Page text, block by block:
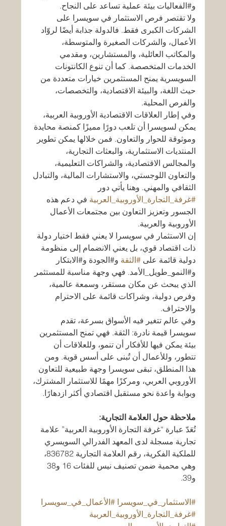
و#الفعاليات بيئة عملية تساعد على النجاح.
ولا تقتصر فرص الاستثمار في سويسرا على
الشركات الكبرى فقط. فالدولة جذابة أيضًا لروّاد
الأعمال، والشركات الصغيرة والمتوسطة،
والمكاتب العائلية، والمستشارين، ومقدمي
الخدمات المتخصصة. كما أن تنوع الكانتونات
السويسرية يمنح المستثمرين خيارات متعددة من
حيث اللغة، والبيئة الاقتصادية، والتخصصات،
والفرص المحلية.
وفي إطار العلاقات الاقتصادية الأوروبية العربية،
يمكن لسويسرا أن تلعب دورًا مميزًا كمنصة محايدة
وموثوقة للحوار والتعاون. فمن خلالها يمكن تطوير
المنتديات الاستثمارية، والبعثات التجارية،
والمجالس الاقتصادية، والشراكات التعليمية،
والتعاون اللوجستي، والاستشارات المالية، والتبادل
الثقافي والمهني. وهنا يأتي دور
#غرفة_التجارة_الأوروبية_العربية في دعم هذه
الجسور وتعزيز التعاون بين مجتمعات الأعمال
الأوروبية والعربية.
إن الاستثمار في سويسرا لا يعني فقط اختيار دولة
ذات اقتصاد قوي، بل يعني الانضمام إلى منظومة
دولية قائمة على #الثقة و#الجودة و#الابتكار
و#النمو_طويل_الأمد. فهي وجهة مناسبة للمستثمر
الذي يبحث عن مكان مستقر، وسمعة عالمية،
وفرص دولية، وشراكات قائمة على الاحترام
والاحتراف.
وفي عالم تتغير فيه الأسواق بسرعة، تقدم
سويسرا قيمة نادرة: الثقة. فهي تمنح المستثمرين
بيئة يمكن فيها للأفكار أن تنمو، وللعلاقات أن
تتطور، وللأعمال أن تُبنى على أسس قوية. ومن
هذا المنطلق، تبقى سويسرا وجهة طبيعية للتعاون
الأوروبي العربي، ومركزًا مهمًا للاستثمار المشترك،
وبوابة واعدة نحو مستقبل اقتصادي أكثر ازدهارًا.
ملاحظة حول العلامة التجارية:
تُعَدّ عبارة “غرفة التجارة الأوروبية العربية” علامة
تجارية مسجلة لدى المعهد الفدرالي السويسري
للملكية الفكرية، رقم العلامة التجارية 836782،
و39.
#الاستثمار_في_سويسرا #الأعمال_في_سويسرا
#غرفة_التجارة_الأوروبية_العربية